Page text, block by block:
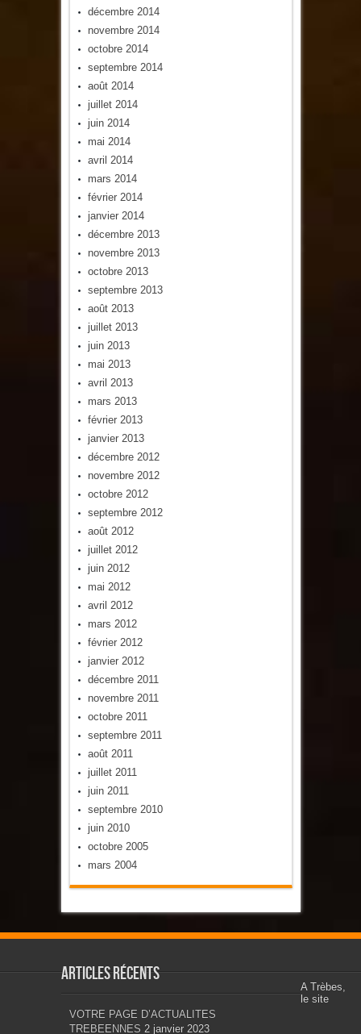
décembre 2014
novembre 2014
octobre 2014
septembre 2014
août 2014
juillet 2014
juin 2014
mai 2014
avril 2014
mars 2014
février 2014
janvier 2014
décembre 2013
novembre 2013
octobre 2013
septembre 2013
août 2013
juillet 2013
juin 2013
mai 2013
avril 2013
mars 2013
février 2013
janvier 2013
décembre 2012
novembre 2012
octobre 2012
septembre 2012
août 2012
juillet 2012
juin 2012
mai 2012
avril 2012
mars 2012
février 2012
janvier 2012
décembre 2011
novembre 2011
octobre 2011
septembre 2011
août 2011
juillet 2011
juin 2011
septembre 2010
juin 2010
octobre 2005
mars 2004
Articles récents
VOTRE PAGE D’ACTUALITES
TREBEENNES 2 janvier 2023
A Trèbes,
le site